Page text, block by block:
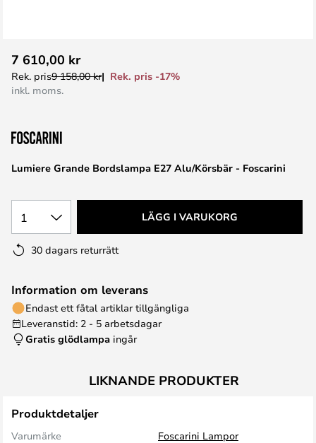
till
början
Lumiere Grande Bordslampa E27 Alu/Körsbär - Foscarini
7 610,00 kr
Rek. pris9 158,00 kr
Rek. pris -17%
inkl. moms.
1 LÄGG I VARUKORG
30 dagars returrätt
Information om leverans
Endast ett fåtal artiklar tillgängliga
Leveranstid: 2 - 5 arbetsdagar
Gratis glödlampa ingår
LIKNANDE PRODUKTER
Produktdetaljer
Varumärke
Foscarini Lampor